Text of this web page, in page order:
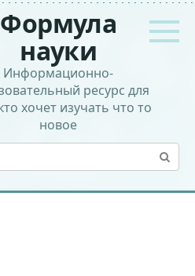
Формула
науки
Информационно-
ресурс для
хочет изучать что то
новое